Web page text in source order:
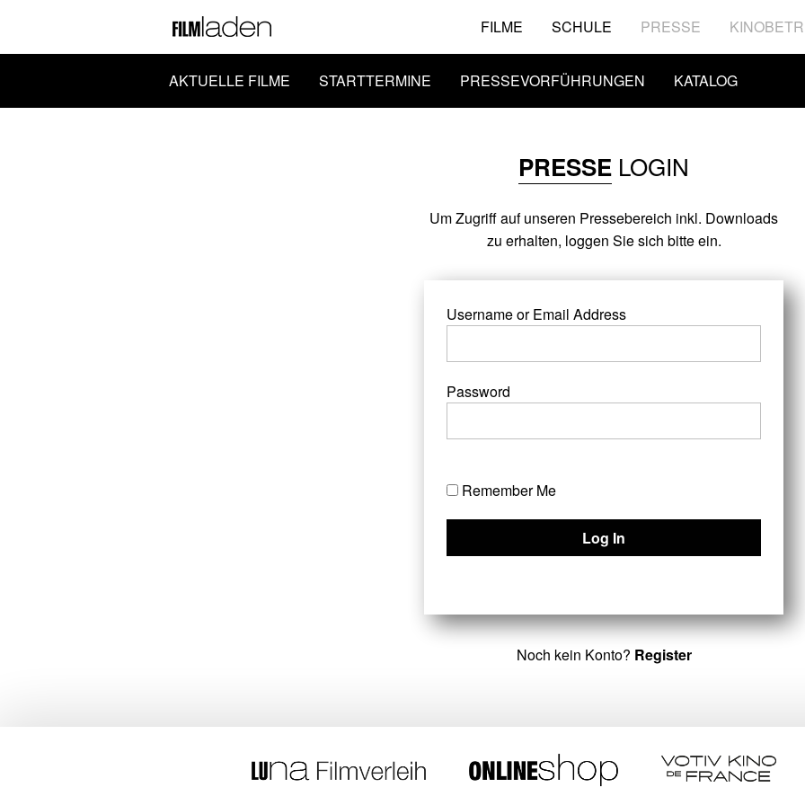
FILME SCHULE PRESSE
AKTUELLE FILME STARTTERMINE PRESSEVORFÜHRUNGEN KATALOG
PRESSE LOGIN
Um Zugriff auf unseren Pressebereich inkl. Downloads
zu erhalten, loggen Sie sich bitte ein.
Username or Email Address
Password
Remember Me
Noch kein Konto? Register